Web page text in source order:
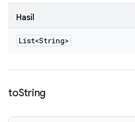
Hasil
List<String>
toString